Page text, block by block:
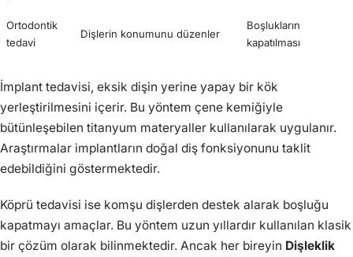
Ortodontik
tedavi
Dişlerin konumunu düzenler
Boşlukların
kapatılması
İmplant tedavisi, eksik dişin yerine yapay bir kök
yerleştirilmesini içerir. Bu yöntem çene kemiğiyle
bütünleşebilen titanyum materyaller kullanılarak uygulanır.
Araştırmalar implantların doğal diş fonksiyonunu taklit
edebildiğini göstermektedir.
Köprü tedavisi ise komşu dişlerden destek alarak boşluğu
kapatmayı amaçlar. Bu yöntem uzun yıllardır kullanılan klasik
bir çözüm olarak bilinmektedir. Ancak her bireyin Dişleklik